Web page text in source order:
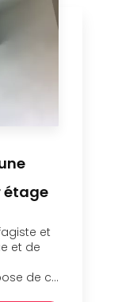
étage
et
et de
de c...